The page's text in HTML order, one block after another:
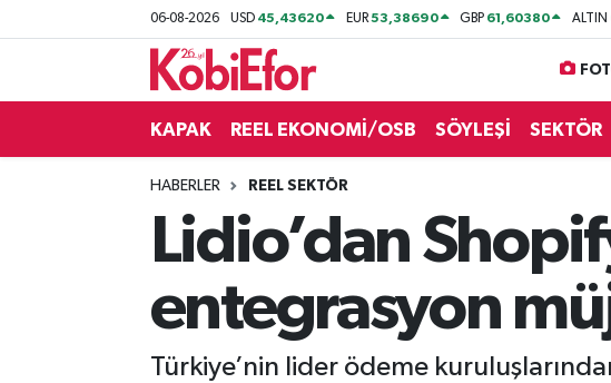
06-08-2026 USD 45,43620 EUR53,38690 GBP 61,60380 ALTIN
KAPAK REEL EKONOMİ/OSB SÖYLEŞİ SEKTÖR
HABERLER REEL SEKTÖR
Lidio’dan
entegrasyon
Türkiye’nin lider ödeme
BİLİŞİM PANO